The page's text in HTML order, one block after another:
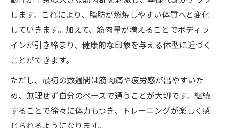
します。これにより、脂肪が燃焼しやすい体質へと変化
していきます。加えて、筋肉量が増えることでボディラ
インが引き締まり、健康的な印象を与える体型に近づく
ことができます。
ただし、最初の数週間は筋肉痛や疲労感が出やすいた
め、無理せず自分のペースで通うことが大切です。継続
することで徐々に体力もつき、トレーニングが楽しく感
じられるようになります。